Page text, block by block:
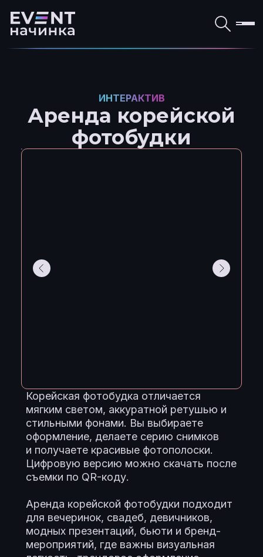
ИНТЕРАКТИВ
Аренда корейской
фотобудки
Корейская фотобудка отличается
мягким светом, аккуратной ретушью и
стильными фонами. Вы выбираете
оформление, делаете серию снимков
и получаете красивые фотополоски.
Цифровую версию можно скачать после
съемки по QR-коду.
Аренда корейской фотобудки подходит
для вечеринок, свадеб, девичников,
модных презентаций, бьюти и бренд-
мероприятий, где важны визуальная